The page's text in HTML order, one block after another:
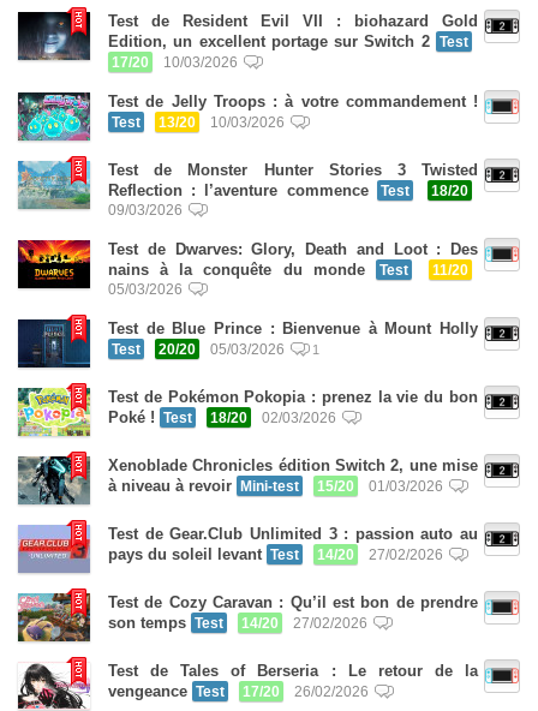
Test de Resident Evil VII : biohazard Gold
Edition, un excellent portage sur Switch 2
Test
17/20
10/03/2026
Test de Jelly Troops : à votre commandement !
Test 13/20 10/03/2026
Test de Monster Hunter Stories 3 Twisted
Reflection : l’aventure commence
Test
18/20
09/03/2026
Test de Dwarves: Glory, Death and Loot : Des
nains à la conquête du monde
Test
11/20
05/03/2026
Test de Blue Prince : Bienvenue à Mount Holly
Test 20/20 05/03/2026 1
Test de Pokémon Pokopia : prenez la vie du bon
Poké !
Test 18/20 02/03/2026
Xenoblade Chronicles édition Switch 2, une mise
à niveau à revoir Mini-test 15/20 01/03/2026
Test de Gear.Club Unlimited 3 : passion auto au
pays du soleil levant Test 14/20 27/02/2026
Test de Cozy Caravan : Qu’il est bon de prendre
son temps Test 14/20 27/02/2026
Test de Tales of Berseria : Le retour de la
vengeance Test 17/20 26/02/2026